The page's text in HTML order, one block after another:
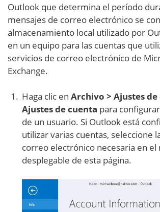
Outlook que determina el período
mensajes de correo electrónico se
almacenamiento local utilizado por
en un equipo para las cuentas que
servicios de correo electrónico de
Exchange.
Haga clic en Archivo > Ajustes de
Ajustes de cuenta para
de un usuario. Si Outlook está
utilizar varias cuentas, seleccione
correo electrónico necesaria en el
desplegable de esta página.